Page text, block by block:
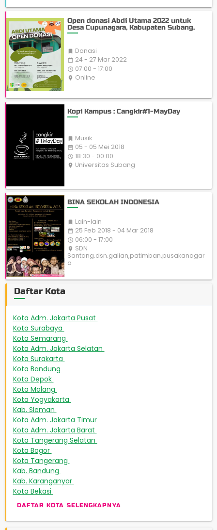
Open donasi Abdi Utama 2022 untuk
Desa Cupunagara, Kabupaten Subang.
 Donasi
date_range 24 - 27 Mar 2022
access_time 07:00 - 17:00
place Online
Kopi Kampus : Cangkir#1-MayDay
 Musik
date_range 05 - 05 Mei 2018
access_time 18:30 - 00:00
place Universitas Subang
BINA SEKOLAH INDONESIA
 Lain-lain
date_range 25 Feb 2018 - 04 Mar 2018
access_time 06:00 - 17:00
place SDN
Santang.dsn.galian,patimban,pusakanagar
a
Daftar Kota
Kota Adm. Jakarta Pusat
Kota Surabaya
Kota Semarang
Kota Adm. Jakarta Selatan
Kota Surakarta
Kota Bandung
Kota Depok
Kota Malang
Kota Yogyakarta
Kab. Sleman
Kota Adm. Jakarta Timur
Kota Adm. Jakarta Barat
Kota Tangerang Selatan
Kota Bogor
Kota Tangerang
Kab. Bandung
Kab. Karanganyar
Kota Bekasi
DAFTAR KOTA SELENGKAPNYA